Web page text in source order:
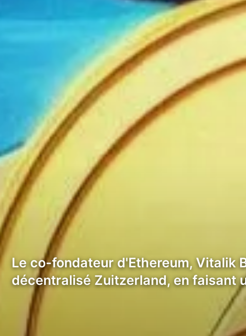
Le co-fondateur d'Ethereum, Vitalik
décentralisé Zuitzerland, en faisant